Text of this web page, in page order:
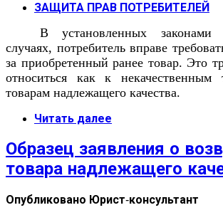
ЗАЩИТА ПРАВ ПОТРЕБИТЕЛЕЙ
В установленных
случаях, потребитель вправе
за приобретенный ранее товар. Это
относиться как к
товарам надлежащего качества.
Читать далее
Образец заявления о
товара надлежащего
Опубликовано Юрист-консультант